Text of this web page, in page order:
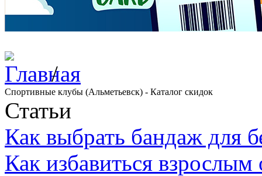
/
Спортивные клубы (Альметьевск) - Каталог скидок
Статьи
Как выбрать бандаж для
Как избавиться